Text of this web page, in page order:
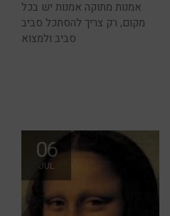
אמנות מתוקה אמנות יש בכל
מקום, רק צריך להסתכל סביב
סביב ולמצוא
06
JUL